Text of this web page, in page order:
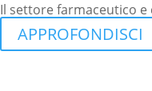
Il settore farmaceutico
APPROFONDISCI